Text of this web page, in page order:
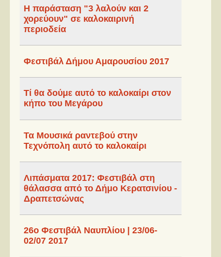
Μουσικοί
Διάφοροι
Εκτός Συνόρων
Νέα
Polls
Small Talk
Blog
Η παράσταση "3 λαλούν και 2
χορεύουν" σε καλοκαιρινή
περιοδεία
Φεστιβάλ Δήμου Αμαρουσίου 2017
Τί θα δούμε αυτό το καλοκαίρι στον
κήπο του Μεγάρου
Τα Μουσικά ραντεβού στην
Τεχνόπολη αυτό το καλοκαίρι
Λιπάσματα 2017: Φεστιβάλ στη
θάλασσα από το Δήμο Κερατσινίου -
Δραπετσώνας
26ο Φεστιβάλ Ναυπλίου | 23/06-
02/07 2017